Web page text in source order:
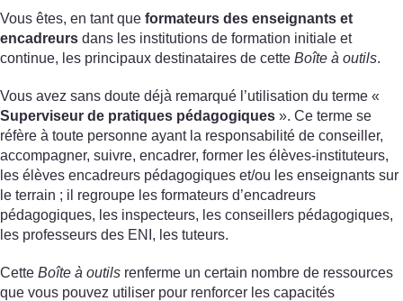
Vous êtes, en tant que formateurs des enseignants et
encadreurs dans les institutions de formation initiale et
continue, les principaux destinataires de cette Boîte à outils.
Vous avez sans doute déjà remarqué l’utilisation du terme «
Superviseur de pratiques pédagogiques ». Ce terme se
réfère à toute personne ayant la responsabilité de conseiller,
accompagner, suivre, encadrer, former les élèves-instituteurs,
les élèves encadreurs pédagogiques et/ou les enseignants sur
le terrain ; il regroupe les formateurs d’encadreurs
pédagogiques, les inspecteurs, les conseillers pédagogiques,
les professeurs des ENI, les tuteurs.
Cette Boîte à outils renferme un certain nombre de ressources
que vous pouvez utiliser pour renforcer les capacités